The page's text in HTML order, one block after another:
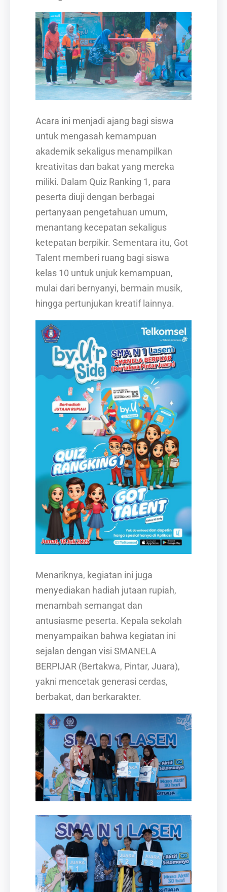
Acara ini menjadi ajang bagi siswa
untuk mengasah kemampuan
akademik sekaligus menampilkan
kreativitas dan bakat yang mereka
miliki. Dalam Quiz Ranking 1, para
peserta diuji dengan berbagai
pertanyaan pengetahuan umum,
menantang kecepatan sekaligus
ketepatan berpikir. Sementara itu, Got
Talent memberi ruang bagi siswa
kelas 10 untuk unjuk kemampuan,
mulai dari bernyanyi, bermain musik,
hingga pertunjukan kreatif lainnya.
Menariknya, kegiatan ini juga
menyediakan hadiah jutaan rupiah,
menambah semangat dan
antusiasme peserta. Kepala sekolah
menyampaikan bahwa kegiatan ini
sejalan dengan visi SMANELA
BERPIJAR (Bertakwa, Pintar, Juara),
yakni mencetak generasi cerdas,
berbakat, dan berkarakter.